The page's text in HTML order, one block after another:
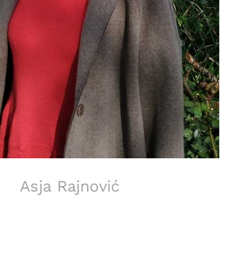
Asja Rajnović